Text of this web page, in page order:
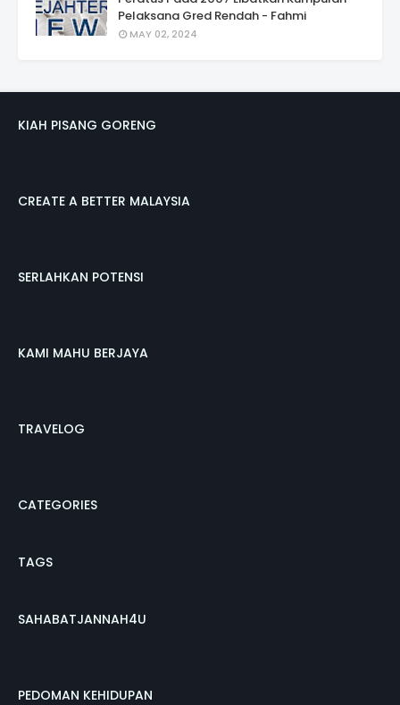
Pelaksana Gred Rendah - Fahmi
MAY 02, 2024
KIAH PISANG GORENG
CREATE A BETTER MALAYSIA
SERLAHKAN POTENSI
KAMI MAHU BERJAYA
TRAVELOG
CATEGORIES
TAGS
SAHABATJANNAH4U
PEDOMAN KEHIDUPAN